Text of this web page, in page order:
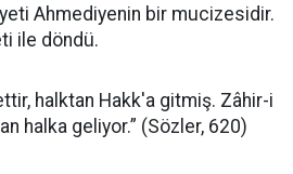
Ahmediyenin bir mucizesidir.
ile döndü.
halktan Hakk'a gitmiş. Zâhir-i
halka geliyor.” (Sözler, 620)